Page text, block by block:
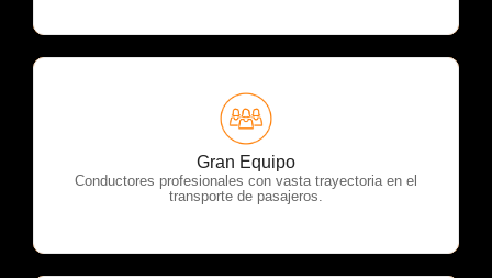
Gran Equipo
Conductores profesionales con vasta trayectoria en el
transporte de pasajeros.
OTP Servicios